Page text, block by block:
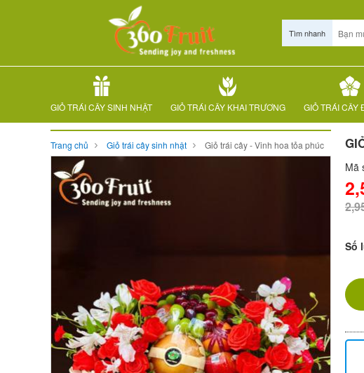
Tìm nhanh
GIỎ TRÁI CÂY SINH NHẬT GIỎ TRÁI CÂY KHAI TRƯƠNG GIỎ TRÁI CÂY
Trang chủ Giỏ trái cây sinh nhật Giỏ trái cây - Vinh hoa tỏa phúc
Mã
Số